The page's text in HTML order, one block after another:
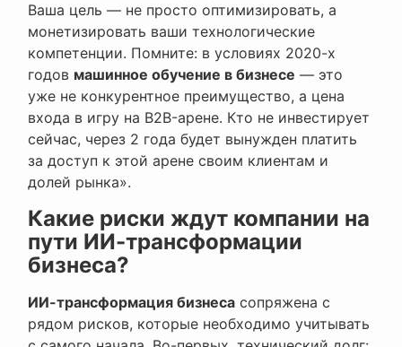
Ваша цель — не просто оптимизировать, а
монетизировать ваши технологические
компетенции. Помните: в условиях 2020-х
годов машинное обучение в бизнесе — это
уже не конкурентное преимущество, а цена
входа в игру на B2B-арене. Кто не инвестирует
сейчас, через 2 года будет вынужден платить
за доступ к этой арене своим клиентам и
долей рынка».
Какие риски ждут компании на
пути ИИ-трансформации
бизнеса?
ИИ-трансформация бизнеса сопряжена с
рядом рисков, которые необходимо учитывать